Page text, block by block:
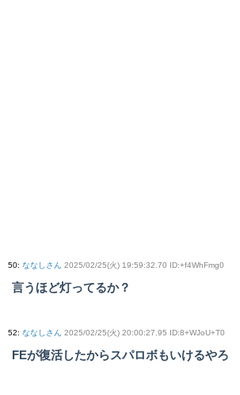
50: ななしさん 2025/02/25(火) 19:59:32.70 ID:+f4WhFmg0
言うほど灯ってるか？
52: ななしさん 2025/02/25(火) 20:00:27.95 ID:8+WJoU+T0
FEが復活したからスパロボもいけるやろ